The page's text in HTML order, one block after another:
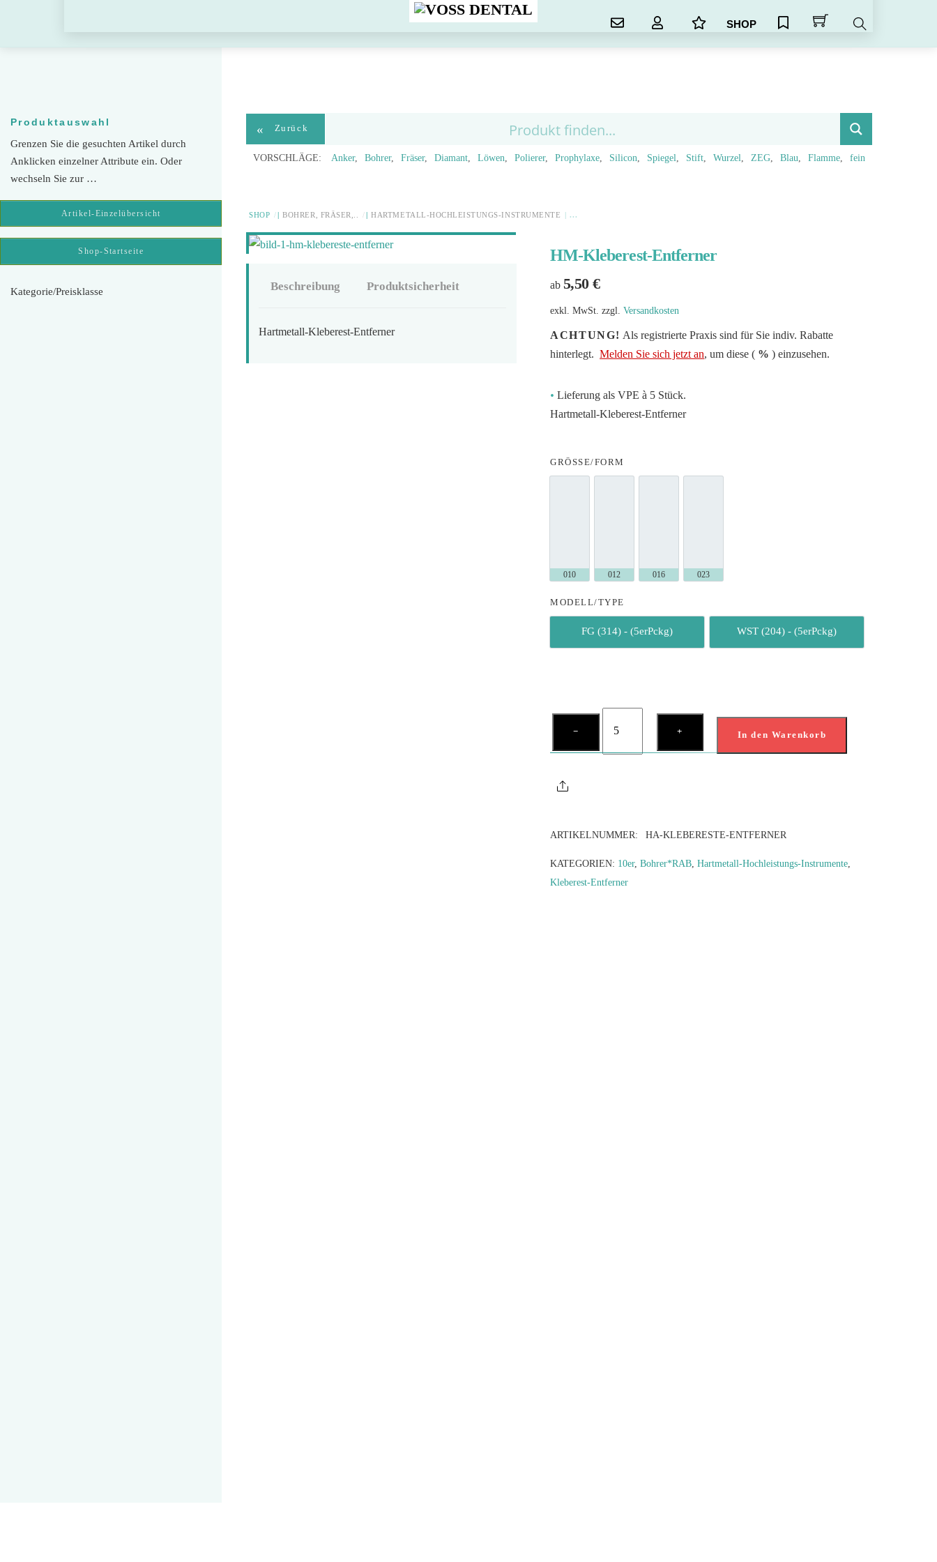
Menu
SHOP
« Zurück
VORSCHLÄGE: Anker Bohrer Fräser Diamant Löwen Polierer Prophylaxe Silicon Spiegel Stift Wurzel ZEG Blau Flamme fein
SHOP BOHRER, FRÄSER,.. HARTMETALL-HOCHLEISTUNGS-INSTRUMENTE
HM-Kleberest-Entferner
ab 5,50 €
exkl. MwSt. zzgl.Versandkosten
ACHTUNG! Als registrierte Praxis sind für Sie indiv. Rabatte
hinterlegt.Melden Sie sich jetzt an, um diese ( % ) einzusehen.
• Lieferung als VPE à 5 Stück.
Hartmetall-Kleberest-Entferner
GRÖSSE/FORM
MODELL/TYPE
FG (314) - (5erPckg)
FG (314) - (5erPckg) WST (204) - (5erPckg)
WST (204) - (5erPckg)
−
Kleberest-
Entferner
+ In den Warenkorb
Share
ARTIKELNUMMER: HA-KLEBERESTE-ENTFERNER
KATEGORIEN: 10er,Bohrer*RAB ,Hartmetall-Hochleistungs-Instrumente
Kleberest-Entferner
Beschreibung Produktsicherheit
Hartmetall-Kleberest-Entferner
Produktauswahl
Grenzen Sie die gesuchten Artikel durch
Anklicken einzelner Attribute ein. Oder
wechseln Sie zur …
Artikel-Einzelübersicht
Shop-Startseite
Kategorie/Preisklasse